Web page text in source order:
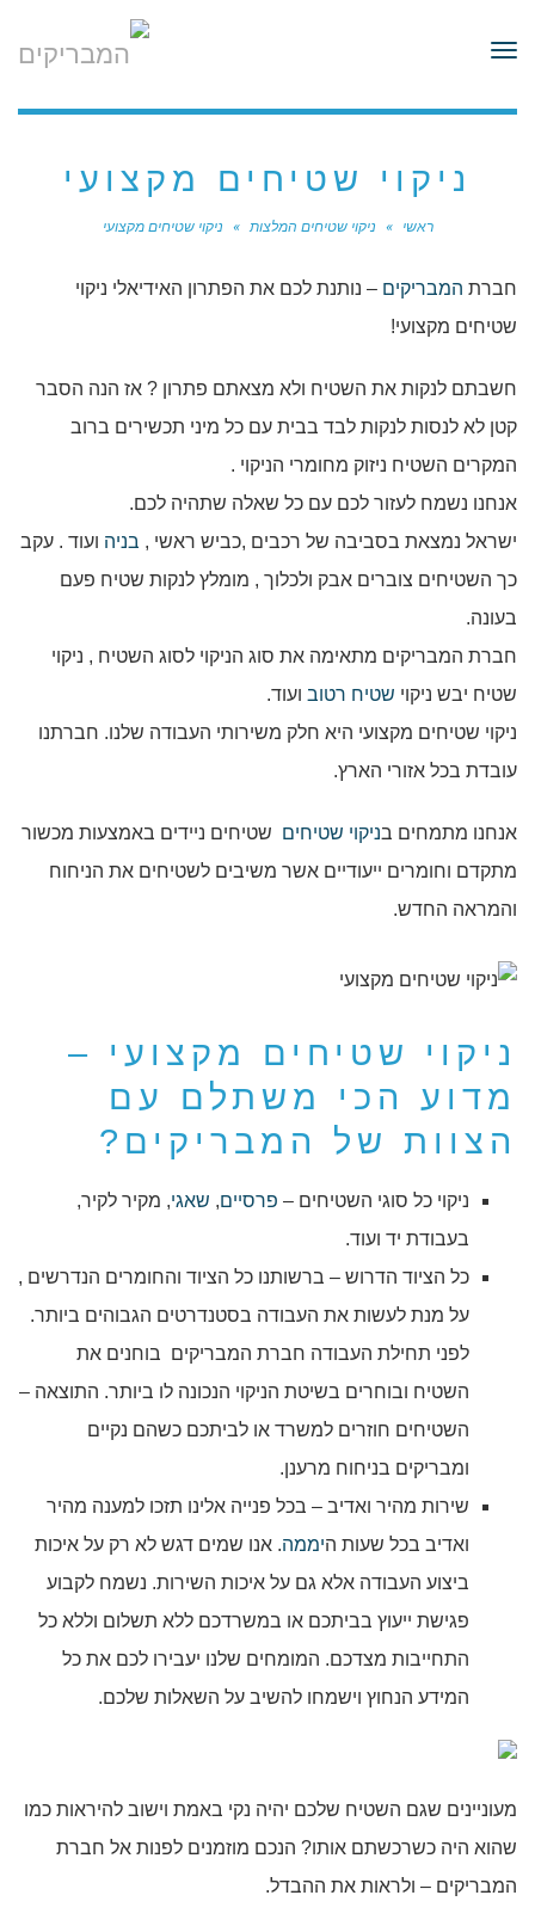
תפריט
ניקוי שטיחים מקצועי
ראשי » ניקוי שטיחים המלצות » ניקוי שטיחים מקצועי
חברת המבריקים – נותנת לכם את הפתרון האידיאלי ניקוי
שטיחים מקצועי!
חשבתם לנקות את השטיח ולא מצאתם פתרון ? אז הנה הסבר
קטן לא לנסות לנקות לבד בבית עם כל מיני תכשירים ברוב
המקרים השטיח ניזוק מחומרי הניקוי .
אנחנו נשמח לעזור לכם עם כל שאלה שתהיה לכם.
ישראל נמצאת בסביבה של רכבים ,כביש ראשי , בניה ועוד . עקב
כך השטיחים צוברים אבק ולכלוך , מומלץ לנקות שטיח פעם
בעונה.
חברת המבריקים מתאימה את סוג הניקוי לסוג השטיח , ניקוי
שטיח יבש ניקוי שטיח רטוב ועוד.
ניקוי שטיחים מקצועי היא חלק משירותי העבודה שלנו. חברתנו
עובדת בכל אזורי הארץ.
אנחנו מתמחים בניקוי שטיחים שטיחים ניידים באמצעות מכשור
מתקדם וחומרים ייעודיים אשר משיבים לשטיחים את הניחוח
והמראה החדש.
ניקוי שטיחים מקצועי –
מדוע הכי משתלם עם
הצוות של המבריקים?
ניקוי כל סוגי השטיחים – פרסיים, שאגי, מקיר לקיר,
בעבודת יד ועוד.
כל הציוד הדרוש – ברשותנו כל הציוד והחומרים הנדרשים ,
על מנת לעשות את העבודה בסטנדרטים הגבוהים ביותר.
לפני תחילת העבודה חברת המבריקים בוחנים את
השטיח ובוחרים בשיטת הניקוי הנכונה לו ביותר. התוצאה –
השטיחים חוזרים למשרד או לביתכם כשהם נקיים
ומבריקים בניחוח מרענן.
שירות מהיר ואדיב – בכל פנייה אלינו תזכו למענה מהיר
ואדיב בכל שעות היממה. אנו שמים דגש לא רק על איכות
ביצוע העבודה אלא גם על איכות השירות. נשמח לקבוע
פגישת ייעוץ בביתכם או במשרדכם ללא תשלום וללא כל
התחייבות מצדכם. המומחים שלנו יעבירו לכם את כל
המידע הנחוץ וישמחו להשיב על השאלות שלכם.
מעוניינים שגם השטיח שלכם יהיה נקי באמת וישוב להיראות כמו
שהוא היה כשרכשתם אותו? הנכם מוזמנים לפנות אל חברת
המבריקים – ולראות את ההבדל.